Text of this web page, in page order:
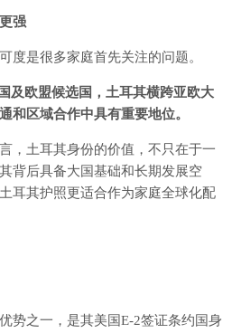
强
度是很多家庭首先关注的问题。
及欧盟候选国，土耳其横跨亚欧大
和区域合作中具有重要地位。
，土耳其身份的价值，不只在于一
背后具备大国基础和长期发展空
耳其护照更适合作为家庭全球化配
势之一，是其美国E-2签证条约国身